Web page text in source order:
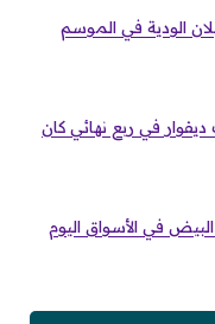
الودية في الموسم
ديفوار في ربع نهائي كان
في الأسواق اليوم